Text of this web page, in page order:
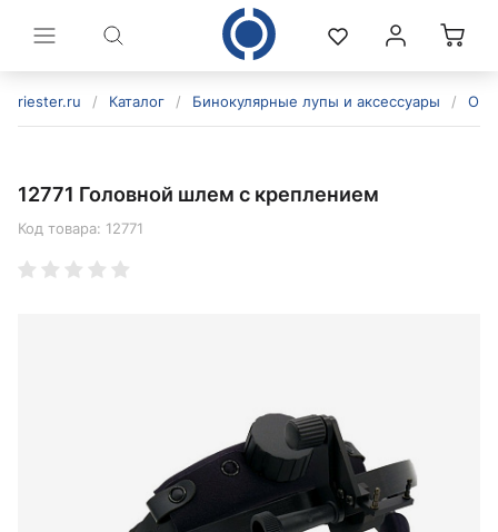
riester.ru / Каталог / Бинокулярные лупы и аксессуары /
12771 Головной шлем с креплением
Код товара: 12771